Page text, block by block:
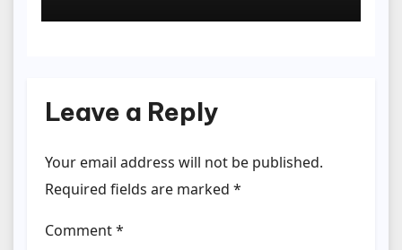
Leave a Reply
Your email address will not be published.
Required fields are marked *
Comment*